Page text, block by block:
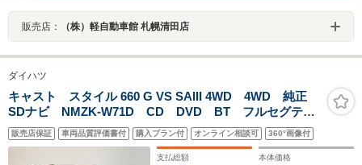
販売店： （株）軽自動車館 札幌清田店
ダイハツ
キャスト スタイル 660 G VS SAIII 4WD 4WD 純正
SDナビ NMZK-W71D CD DVD BT フルセグテレ
ビ 全方位カメラ ETC ドライブレコーダー 衝突被
害軽減ブレーキ レーンキープアシスト ベンチシート
販売店保証 車両品質評価書付 購入プラン付 オンライン相談可 360°画像付
支払総額 本体価格